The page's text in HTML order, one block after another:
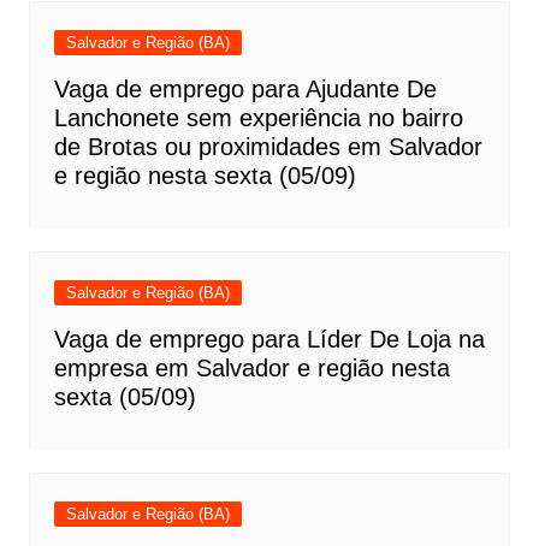
Salvador e Região (BA)
Vaga de emprego para Ajudante De
Lanchonete sem experiência no bairro
de Brotas ou proximidades em Salvador
e região nesta sexta (05/09)
Salvador e Região (BA)
Vaga de emprego para Líder De Loja na
empresa em Salvador e região nesta
sexta (05/09)
Salvador e Região (BA)